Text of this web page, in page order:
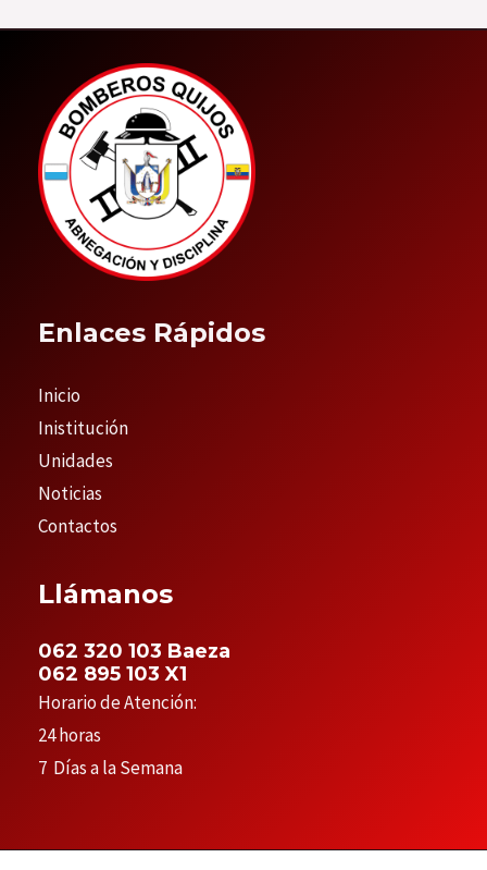
Enlaces Rápidos
Inicio
Inistitución
Unidades
Noticias
Contactos
Llámanos
062 320 103 Baeza
062 895 103 X1
Horario de Atención:
24 horas
7 Días a la Semana